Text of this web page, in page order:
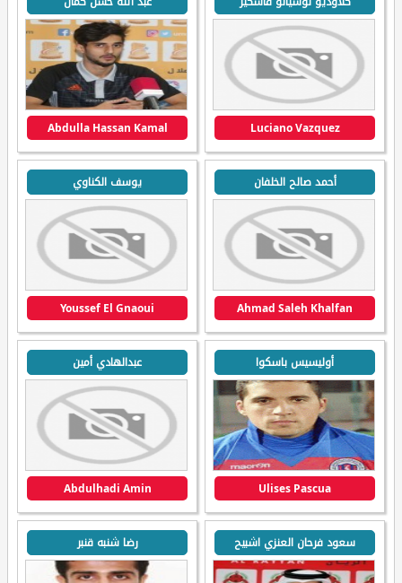
Luciano Vazquez
Abdulla Hassan Kamal
أحمد صالح الخلفان
Ahmad Saleh Khalfan
يوسف الكناوي
Youssef El Gnaoui
أوليسيس باسكوا
Ulises Pascua
عبدالهادي أمين
Abdulhadi Amin
سعود فرحان العنزي اشبيح رضا شنبه قنبر